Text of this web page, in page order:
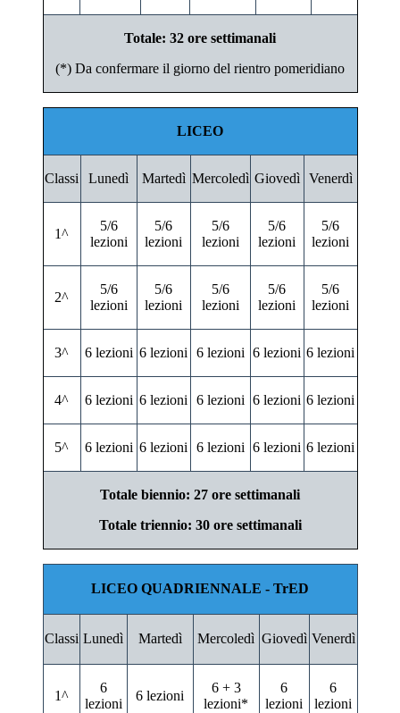
Totale: 32 ore settimanali
(*) Da confermare il giorno del rientro pomeridiano
LICEO
Classi Lunedì Martedì Mercoledì Giovedì Venerdì
1^
5/6
lezioni
5/6
lezioni
5/6
lezioni
5/6
lezioni
5/6
lezioni
2^
5/6
lezioni
5/6
lezioni
5/6
lezioni
5/6
lezioni
5/6
lezioni
3^ 6 lezioni 6 lezioni 6 lezioni 6 lezioni 6 lezioni
4^ 6 lezioni 6 lezioni 6 lezioni 6 lezioni 6 lezioni
5^ 6 lezioni 6 lezioni 6 lezioni 6 lezioni 6 lezioni
Totale biennio: 27 ore settimanali
Totale triennio: 30 ore settimanali
LICEO QUADRIENNALE - TrED
Classi Lunedì Martedì Mercoledì Giovedì Venerdì
1^
6
lezioni
6 lezioni
6 + 3
lezioni*
6
lezioni
6
lezioni